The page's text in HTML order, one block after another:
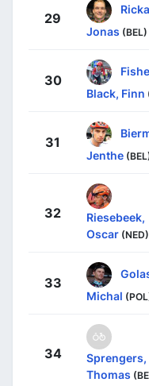
29
Jonas (BEL)
30
Black, Finn
31
Jenthe
32
Riesebeek,
Oscar (NED)
33
Michal
34
Sprengers,
Thomas